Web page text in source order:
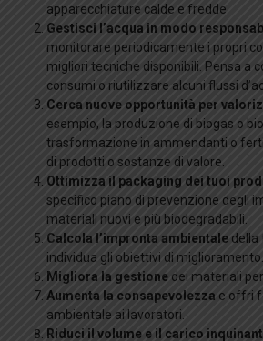
apparecchiature calde e fredde.
Gestisci l’acqua in modo
monitorare periodicamente i propri
migliori tecniche disponibili. Pensa a
consumi o riutilizzare alcuni flussi
Cerca nuove opportunità per
esempio, la produzione di biogas o
trasformazione in ammendanti o
di prodotti o sostanze di valore.
Ottimizza il packaging dei tuoi
specifico piano di prevenzione degli
materiali nuovi e più biodegradabili.
Calcola l’impronta ambientale della
individua gli obiettivi di miglioramento.
Migliora la gestione dei materiali
Aumenta la consapevolezza e offri
ambientale ai lavoratori.
Riduci il volume e il carico